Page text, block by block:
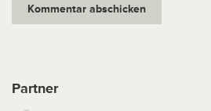
Partner